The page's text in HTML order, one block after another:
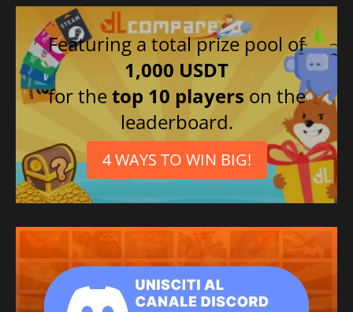
Featuring a total prize pool of
1,000 USDT
for thetop 10 players on the
leaderboard.
4 WAYS TO WIN BIG!